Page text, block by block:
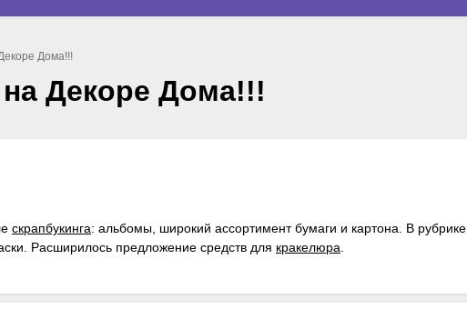
Дома!!!
Декоре Дома!!!
скрапбукинга: альбомы, широкий ассортимент бумаги и картона. В рубрике
Расширилось предложение средств для кракелюра